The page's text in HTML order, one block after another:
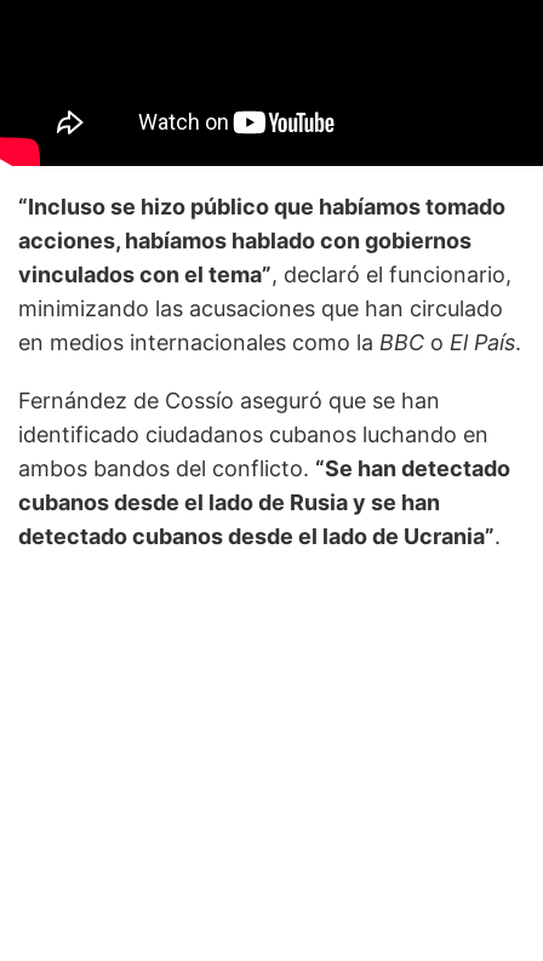
“Incluso se hizo público que habíamos tomado
acciones, habíamos hablado con gobiernos
vinculados con el tema”, declaró el funcionario,
minimizando las acusaciones que han circulado
en medios internacionales como la BBC o El País.
Fernández de Cossío aseguró que se han
identificado ciudadanos cubanos luchando en
ambos bandos del conflicto. “Se han detectado
cubanos desde el lado de Rusia y se han
detectado cubanos desde el lado de Ucrania”.